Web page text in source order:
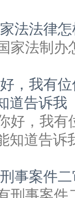
法法律
家法制办
，我有
道告诉我
好，我有
知道告诉
事案件